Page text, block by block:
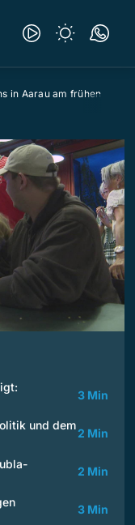
in Aarau am frühen
3 Min
und dem
2 Min
2 Min
3 Min